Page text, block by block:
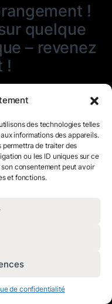
des technologies telles
informations des appareils.
de traiter des
ou les ID uniques sur ce
consentement peut avoir
et fonctions.
de confidentialité
!
quelque
– revenez
!